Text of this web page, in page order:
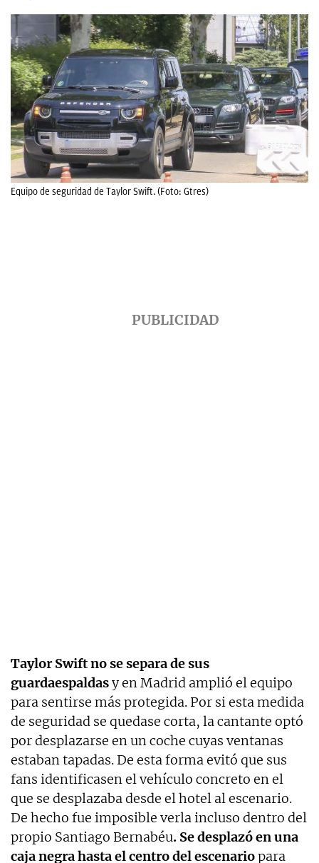
Equipo de seguridad de Taylor Swift. (Foto: Gtres)
Taylor Swift no se separa de sus
guardaespaldasy en Madrid amplió el equipo
para sentirse más protegida. Por si esta medida
de seguridad se quedase corta, la cantante optó
por desplazarse en un coche cuyas ventanas
estaban tapadas. De esta forma evitó que sus
fans identificasen el vehículo concreto en el
que se desplazaba desde el hotel al escenario.
De hecho fue imposible verla incluso dentro del
propio Santiago Bernabéu. Se desplazó en una
caja negra hasta el centro del escenariopara